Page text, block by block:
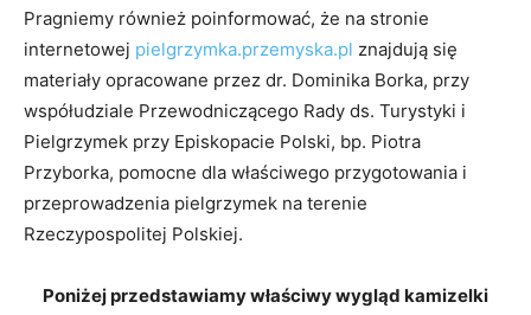
Pragniemy również poinformować, że na stronie
internetowej pielgrzymka.przemyska.pl znajdują się
materiały opracowane przez dr. Dominika Borka, przy
współudziale Przewodniczącego Rady ds. Turystyki i
Pielgrzymek przy Episkopacie Polski, bp. Piotra
Przyborka, pomocne dla właściwego przygotowania i
przeprowadzenia pielgrzymek na terenie
Rzeczypospolitej Polskiej.
Poniżej przedstawiamy właściwy wygląd kamizelki